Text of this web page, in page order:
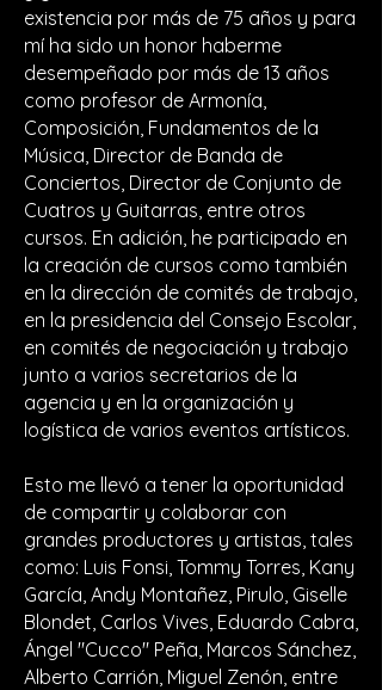
existencia por más de 75 años y para
mí ha sido un honor haberme
desempeñado por más de 13 años
como profesor de Armonía,
Composición, Fundamentos de la
Música, Director de Banda de
Conciertos, Director de Conjunto de
Cuatros y Guitarras, entre otros
cursos. En adición, he participado en
la creación de cursos como también
en la dirección de comités de trabajo,
en la presidencia del Consejo Escolar,
en comités de negociación y trabajo
junto a varios secretarios de la
agencia y en la organización y
logística de varios eventos artísticos.
Esto me llevó a tener la oportunidad
de compartir y colaborar con
grandes productores y artistas, tales
como: Luis Fonsi, Tommy Torres, Kany
García, Andy Montañez, Pirulo, Giselle
Blondet, Carlos Vives, Eduardo Cabra,
Ángel "Cucco" Peña, Marcos Sánchez,
Alberto Carrión, Miguel Zenón, entre